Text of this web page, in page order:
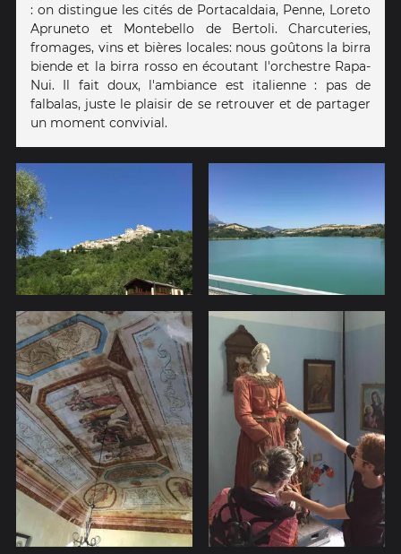
: on distingue les cités de Portacaldaia, Penne, Loreto
Apruneto et Montebello de Bertoli. Charcuteries,
fromages, vins et bières locales: nous goûtons la birra
biende et la birra rosso en écoutant l'orchestre Rapa-
Nui. Il fait doux, l'ambiance est italienne : pas de
falbalas, juste le plaisir de se retrouver et de partager
un moment convivial.